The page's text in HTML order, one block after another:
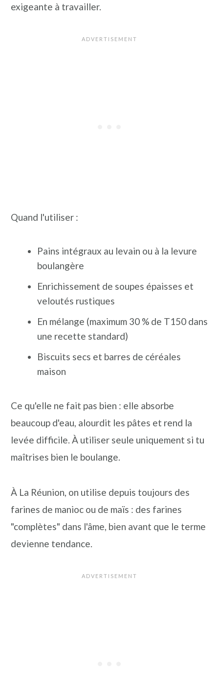
exigeante à travailler.
Quand l'utiliser :
Pains intégraux au levain ou à la levure
boulangère
Enrichissement de soupes épaisses et
veloutés rustiques
En mélange (maximum 30 % de T150 dans
une recette standard)
Biscuits secs et barres de céréales
maison
Ce qu'elle ne fait pas bien : elle absorbe
beaucoup d'eau, alourdit les pâtes et rend la
levée difficile. À utiliser seule uniquement si tu
maîtrises bien le boulange.
À La Réunion, on utilise depuis toujours des
farines de manioc ou de maïs : des farines
"complètes" dans l'âme, bien avant que le terme
devienne tendance.